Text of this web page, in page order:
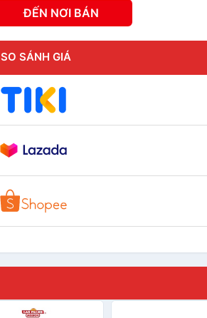
ĐẾN NƠI BÁN
SO SÁNH GIÁ